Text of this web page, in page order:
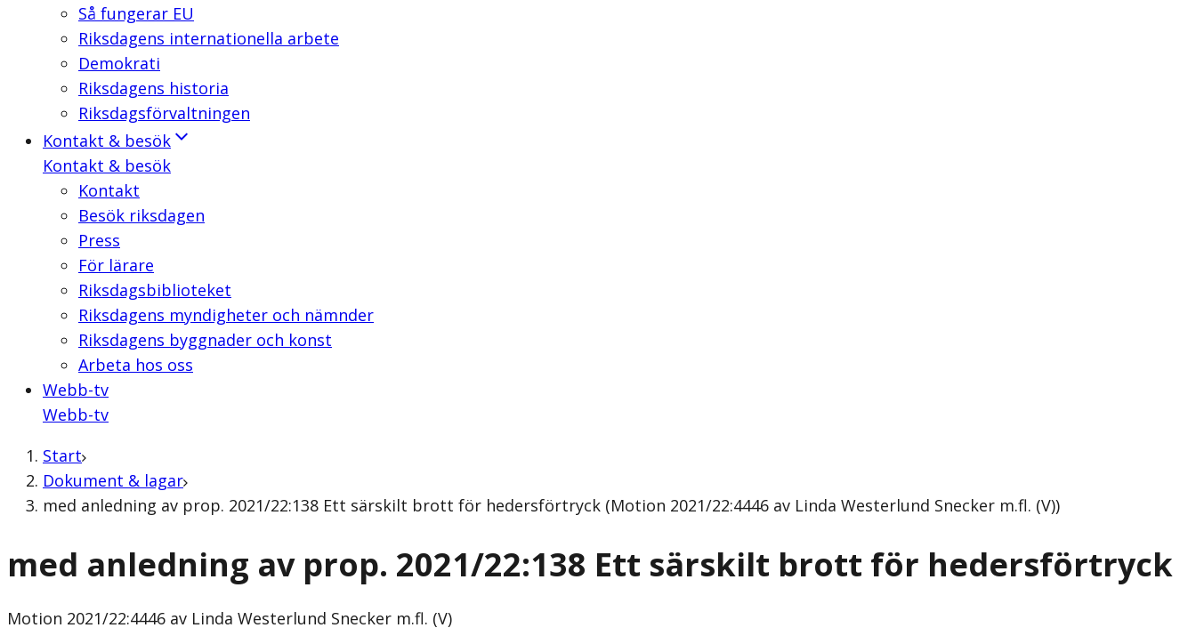
Så fungerar EU
Riksdagens internationella arbete
Demokrati
Riksdagens historia
Riksdagsförvaltningen
Kontakt & besök
Kontakt & besök
Kontakt
Besök riksdagen
Press
För lärare
Riksdagsbiblioteket
Riksdagens myndigheter och nämnder
Riksdagens byggnader och konst
Arbeta hos oss
Webb-tv
Webb-tv
Start
Dokument & lagar
med anledning av prop. 2021/22:138 Ett särskilt brott för hedersförtryck (Motion 2021/22:4446 av Linda Westerlund Snecker m.fl. (V))
med anledning av prop. 2021/22:138 Ett särskilt brott för hedersförtryck
Motion 2021/22:4446 av Linda Westerlund Snecker m.fl. (V)